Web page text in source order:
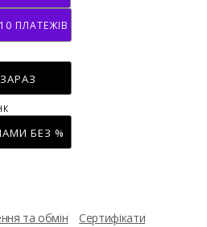
ПЛАТЕЖІВ
БЕЗ %
та обмін
Сертифікати